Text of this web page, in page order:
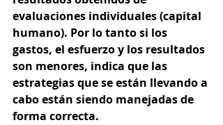
evaluaciones individuales (capital
humano). Por lo tanto si los
gastos, el esfuerzo y los resultados
son menores, indica que las
estrategias que se están llevando a
cabo están siendo manejadas de
forma correcta.